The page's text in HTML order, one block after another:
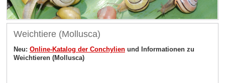
Weichtiere (Mollusca)
Neu: Online-Katalog der Conchylienund Informationen zu
Weichtieren (Mollusca)